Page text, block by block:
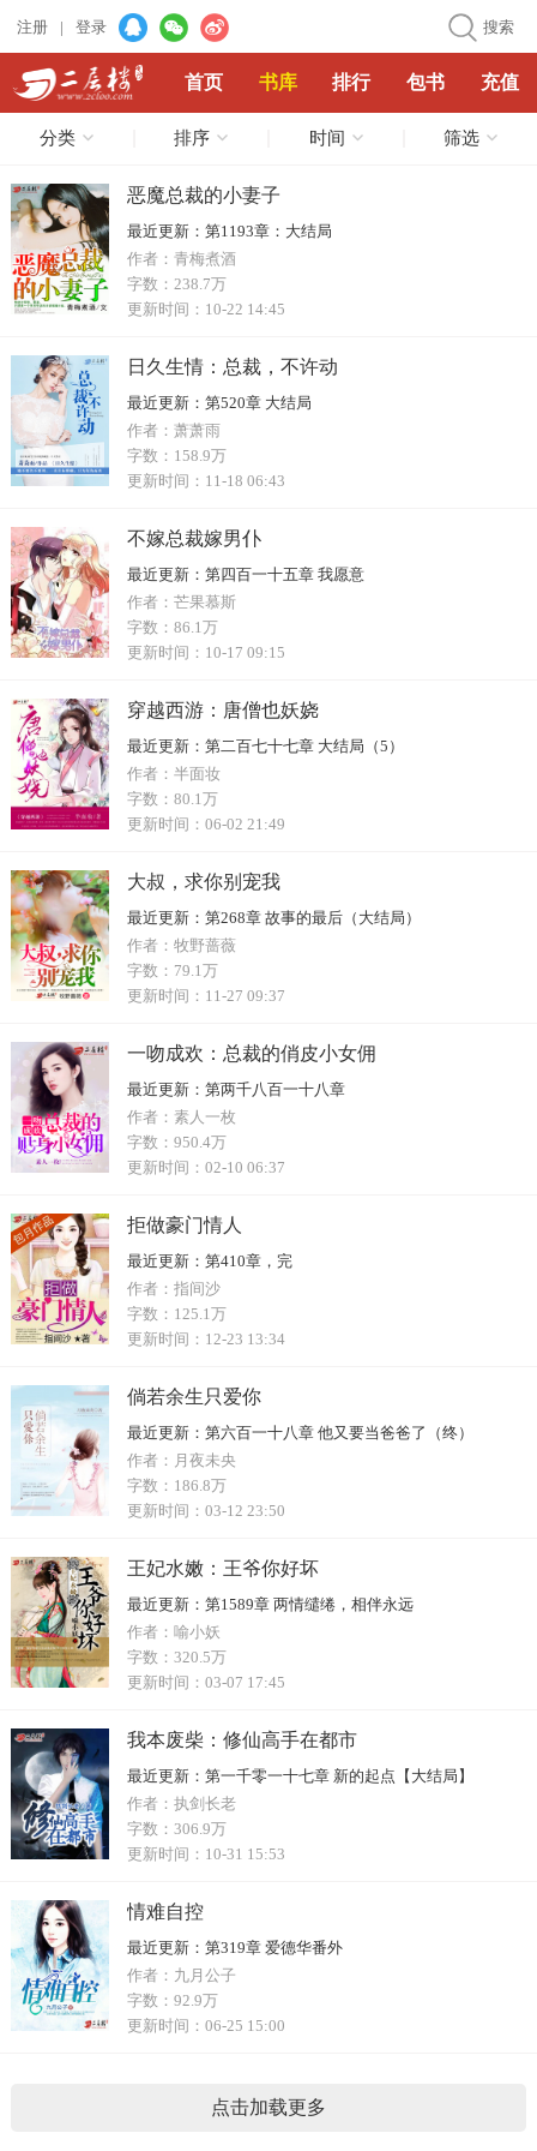
注册 | 登录 搜索
首页 书库 排行 包书 充值
分类 排序 时间 筛选
恶魔总裁的小妻子
最近更新： 第1193章：大结局
作者： 青梅煮酒
字数： 238.7万
更新时间： 10-22 14:45
日久生情：总裁，不许动
最近更新：
第520章 大结局
作者： 萧萧雨
字数： 158.9万
更新时间： 11-18 06:43
不嫁总裁嫁男仆
最近更新： 第四百一十五章 我愿意
作者： 芒果慕斯
字数： 86.1万
更新时间： 10-17 09:15
穿越西游：唐僧也妖娆
最近更新： 第二百七十七章 大结局（5）
作者： 半面妆
字数： 80.1万
更新时间： 06-02 21:49
大叔，求你别宠我
最近更新： 第268章 故事的最后（大结局）
作者： 牧野蔷薇
字数： 79.1万
更新时间： 11-27 09:37
一吻成欢：总裁的俏皮小女佣
最近更新： 第两千八百一十八章
作者： 素人一枚
字数： 950.4万
更新时间： 02-10 06:37
拒做豪门情人
最近更新： 第410章，完
作者： 指间沙
字数： 125.1万
更新时间： 12-23 13:34
倘若余生只爱你
最近更新： 第六百一十八章 他又要当爸爸了（终）
作者： 月夜未央
字数： 186.8万
更新时间： 03-12 23:50
王妃水嫩：王爷你好坏
最近更新： 第1589章 两情缱绻，相伴永远
作者： 喻小妖
字数： 320.5万
更新时间： 03-07 17:45
我本废柴：修仙高手在都市
最近更新： 第一千零一十七章 新的起点【大结局】
作者： 执剑长老
字数： 306.9万
更新时间： 10-31 15:53
情难自控
最近更新： 第319章 爱德华番外
作者： 九月公子
字数： 92.9万
更新时间： 06-25 15:00
点击加载更多